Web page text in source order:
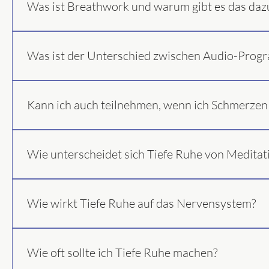
Was ist Breathwork und warum gibt es das
bleiben.
Was ist der Unterschied zwischen Audio-
auf deine Bedürfnisse abgestimmt.
Kann ich auch teilnehmen, wenn ich Schmerzen
ganze Zeit entspannt.
Wie unterscheidet sich Tiefe Ruhe von
loslassen. Viele Menschen, denen Meditation schwerfällt,
Wie wirkt Tiefe Ruhe auf das Nervensystem?
Blutdruck sinken Stresshormone gehen runter
Wie oft sollte ich Tiefe Ruhe machen?